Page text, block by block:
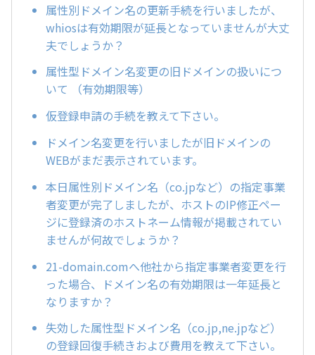
属性別ドメイン名の更新手続を行いましたが、
whiosは有効期限が延長となっていませんが大丈
夫でしょうか？
属性型ドメイン名変更の旧ドメインの扱いにつ
いて （有効期限等）
仮登録申請の手続を教えて下さい。
ドメイン名変更を行いましたが旧ドメインの
WEBがまだ表示されています。
本日属性別ドメイン名（co.jpなど）の指定事業
者変更が完了しましたが、ホストのIP修正ペー
ジに登録済のホストネーム情報が掲載されてい
ませんが何故でしょうか？
21-domain.comへ他社から指定事業者変更を行
った場合、ドメイン名の有効期限は一年延長と
なりますか？
失効した属性型ドメイン名（co.jp,ne.jpなど）
の登録回復手続きおよび費用を教えて下さい。